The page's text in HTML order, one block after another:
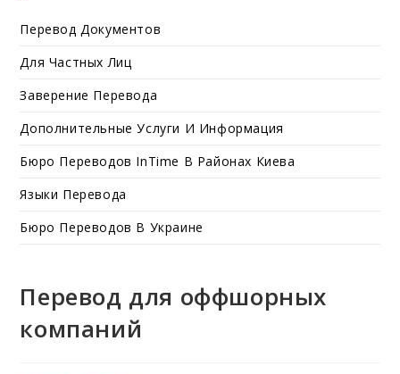
Перевод Документов
Для Частных Лиц
Заверение Перевода
Дополнительные Услуги И Информация
Бюро Переводов InTime В Районах Киева
Языки Перевода
Бюро Переводов В Украине
Перевод для оффшорных
компаний